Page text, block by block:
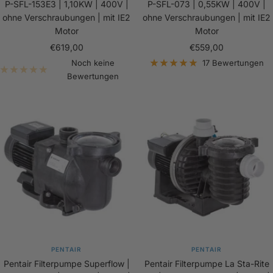
P-SFL-153E3 | 1,10KW | 400V |
ohne Verschraubungen | mit IE2
Motor
Angebotspreis
€619,00
Noch keine
Bewertungen
P-SFL-073 | 0,55KW | 400V |
ohne Verschraubungen | mit IE2
Motor
Angebotspreis
€559,00
17 Bewertungen
PENTAIR
Pentair Filterpumpe Superflow |
PENTAIR
Pentair Filterpumpe La Sta-Rite